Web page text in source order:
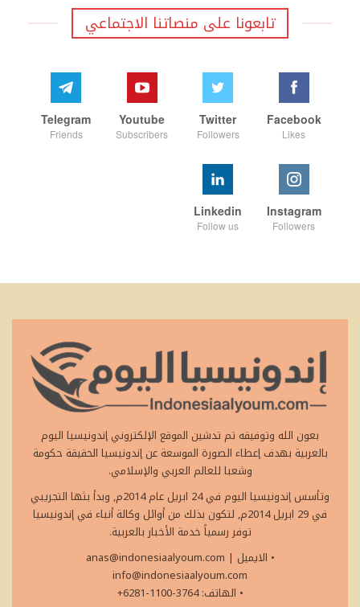
تابعونا على منصاتنا الاجتماعي
Facebook
Likes
Twitter
Followers
Youtube
Subscribers
Telegram
Friends
Instagram
Followers
Linkedin
Follow us
بعون الله وتوفيقه تم تدشين الموقع الإلكتروني إندونيسيا اليوم
بالعربية بهدف إعطاء الصورة الموسعة عن إندونيسيا الحقيقة حكومة
وشعبا للعالم العربي والإسلامي.
وتأسس إندونيسيا اليوم في 24 ابريل عام 2014م, وبدأ بثها التجريبي
في 29 ابريل 2014م, لتكون بذلك من أوائل وكالة أنباء في إندونيسيا
توفر رسمياً خدمة الأخبار بالعربية.
• الايميل
anas@indonesiaalyoum.com |
info@indonesiaalyoum.com
• الهاتف: 3764-1100-6281+